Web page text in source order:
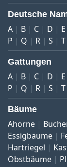
Deutsche
A B C D E
P
Q R S T
Gattungen
A B C D E
P
Q R S T
Bäume
Ahorne
Essigbäume
Hartriegel
Obstbäume